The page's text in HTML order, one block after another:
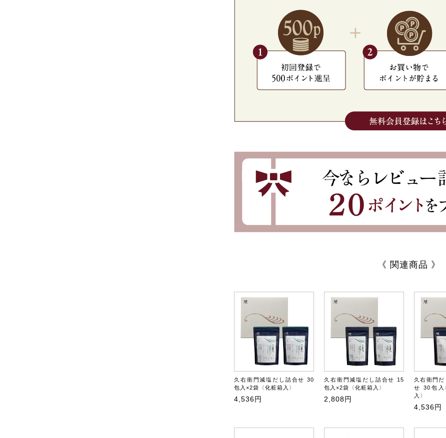
《 関連商品 》
久右衛門減塩だし詰合せ 30
包入×2袋〈化粧箱入〉
4,536円
久右衛門減塩だし詰合せ 15
包入×2袋〈化粧箱入〉
2,808円
久右衛門
せ 30包入
入〉
4,536円